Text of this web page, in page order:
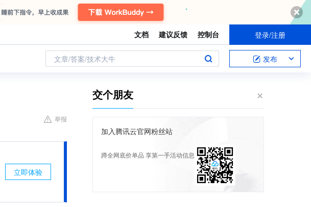
文档 建议反馈 控制台 登录/注册
文章/答案/技术大牛 发布
举报
立即体验
交个朋友
加入腾讯云官网粉丝站
蹲全网底价单品 享第一手活动信息